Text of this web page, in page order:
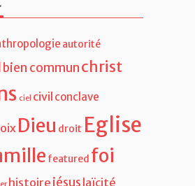
.
autorité
bien commun christ
Dieu droit Eglise